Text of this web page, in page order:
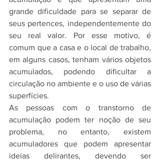
grande dificuldade para se separar de
seus pertences, independentemente do
seu real valor. Por esse motivo, é
comum que a casa e o local de trabalho,
em alguns casos, tenham vários objetos
acumulados, podendo dificultar a
circulação no ambiente e o uso de várias
superfícies.
As pessoas com o transtorno de
acumulação podem ter noção de seu
problema, no entanto, existem
acumuladores que podem apresentar
ideias delirantes, devendo ser